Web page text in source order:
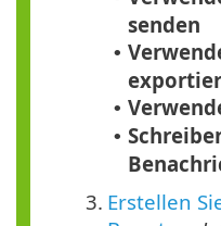
senden
•
•
•
3. Erstellen